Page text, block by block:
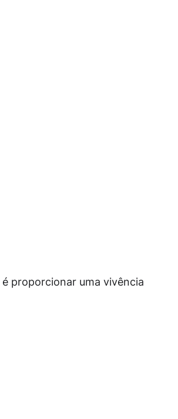
proporcionar uma vivência